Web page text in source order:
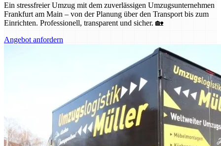
Ein stressfreier Umzug mit dem zuverlässigen Umzugsunternehmen
Frankfurt am Main – von der Planung über den Transport bis zum
Einrichten. Professionell, transparent und sicher. 🏡
Angebot anfordern